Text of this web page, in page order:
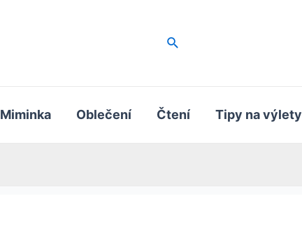
Hledat
Miminka Oblečení Čtení Tipy na výlety